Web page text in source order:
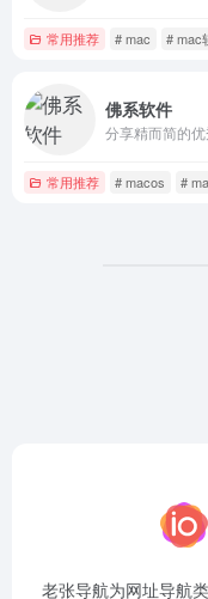
常用推荐 # mac # mac
佛系软件
分享精而简的
常用推荐 # macos #
老张导航为网址导航